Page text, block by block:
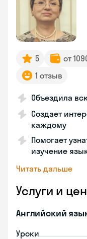
5 от
1 отзыв
Объездила
Создает
каждому
Помогает
изучение
Читать дальше
Услуги и
Английский
Уроки